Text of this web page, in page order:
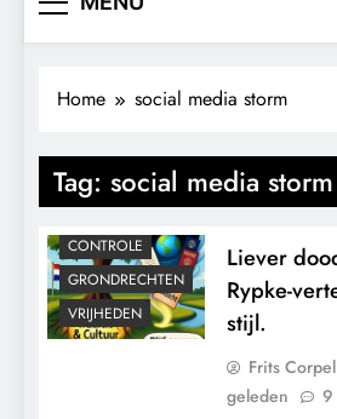
Home social media storm
Tag: social media storm
CONTROLE
GRONDRECHTEN
VRIJHEDEN
Liever
Rypke-
stijl.
Frits
geleden
9